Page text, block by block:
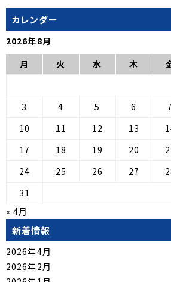
カレンダー
2026年8月
月
火 水 木
3
4 5 6 7
10
11 12 13
17
18 19 20
24
25 26 27
31
« 4月
新着情報
2026年4月
2026年2月